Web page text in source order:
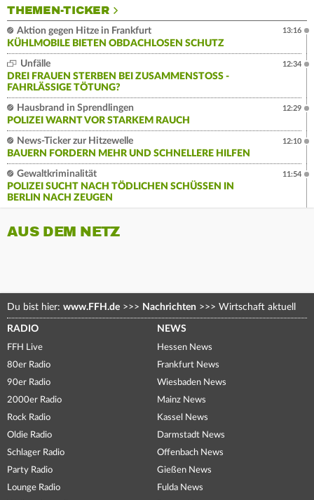
THEMEN-TICKER
Aktion gegen Hitze in Frankfurt
KÜHLMOBILE BIETEN OBDACHLOSEN SCHUTZ
13:16
Unfälle
DREI FRAUEN STERBEN BEI ZUSAMMENSTOSS - F
AHRLÄSSIGE TÖTUNG?
12:34
Hausbrand in Sprendlingen
POLIZEI WARNT VOR STARKEM RAUCH
12:29
News-Ticker zur Hitzewelle
BAUERN FORDERN MEHR UND SCHNELLERE HILFEN
12:10
Gewaltkriminalität
POLIZEI SUCHT NACH TÖDLICHEN SCHÜSSEN IN
BERLIN NACH ZEUGEN
11:54
AUS DEM NETZ
Du bist hier: www.FFH.de >>> Nachrichten >>> Wirtschaft aktuell
RADIO
FFH Live
80er Radio
90er Radio
2000er Radio
Rock Radio
Oldie Radio
Schlager Radio
Party Radio
Lounge Radio
NEWS
Hessen News
Frankfurt News
Wiesbaden News
Mainz News
Kassel News
Darmstadt News
Offenbach News
Gießen News
Fulda News